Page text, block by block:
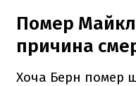
Помер
причина
Хоча Берн помер